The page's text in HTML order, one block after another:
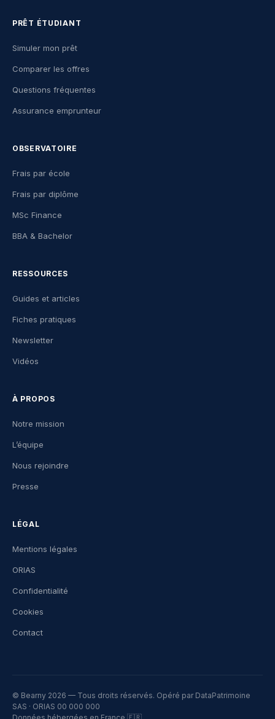
PRÊT ÉTUDIANT
Simuler mon prêt
Comparer les offres
Questions fréquentes
Assurance emprunteur
OBSERVATOIRE
Frais par école
Frais par diplôme
MSc Finance
BBA & Bachelor
RESSOURCES
Guides et articles
Fiches pratiques
Newsletter
Vidéos
À PROPOS
Notre mission
L’équipe
Nous rejoindre
Presse
LÉGAL
Mentions légales
ORIAS
Confidentialité
Cookies
Contact
© Bearny 2026 — Tous droits réservés. Opéré par DataPatrimoine
SAS · ORIAS 00 000 000